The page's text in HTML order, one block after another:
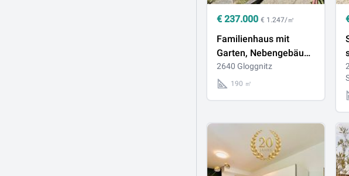
€ 237.000 € 1.247/㎡
Familienhaus mit
Garten, Nebengebäude
& moderner
Pelletsheizung in
2640 Gloggnitz
190 ㎡